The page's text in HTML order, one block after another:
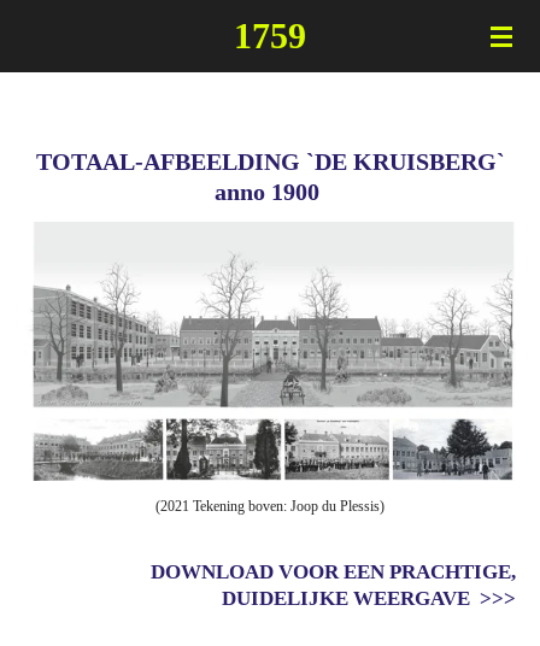
1759
TOTAAL-AFBEELDING `DE KRUISBERG`
anno 1900
(2021 Tekening boven: Joop du Plessis)
DOWNLOAD VOOR EEN PRACHTIGE,
DUIDELIJKE WEERGAVE >>>